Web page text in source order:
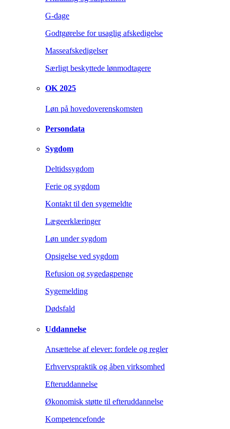
G-dage
Godtgørelse for usaglig afskedigelse
Masseafskedigelser
Særligt beskyttede lønmodtagere
OK 2025
Løn på hovedoverenskomsten
Persondata
Sygdom
Deltidssygdom
Ferie og sygdom
Kontakt til den sygemeldte
Lægeerklæringer
Løn under sygdom
Opsigelse ved sygdom
Refusion og sygedagpenge
Sygemelding
Dødsfald
Uddannelse
Ansættelse af elever: fordele og regler
Erhvervspraktik og åben virksomhed
Efteruddannelse
Økonomisk støtte til efteruddannelse
Kompetencefonde